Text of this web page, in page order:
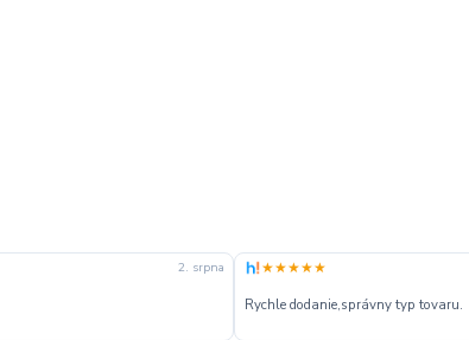
2. srpna ★★★★★
Rychle dodanie,správny typ tovaru.